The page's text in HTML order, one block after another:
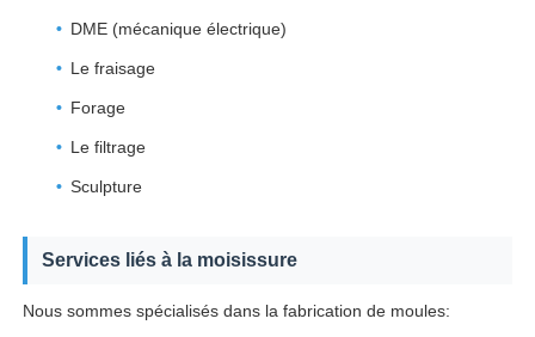
composants en plastique de moule
DME (mécanique électrique)
Le fraisage
Forage
Le filtrage
Sculpture
Services liés à la moisissure
Nous sommes spécialisés dans la fabrication de moules: